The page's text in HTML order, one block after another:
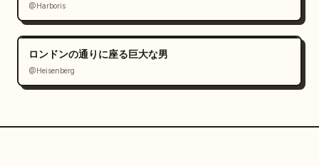
@Harboris
ロンドンの通りに座る巨大な男
@Heisenberg